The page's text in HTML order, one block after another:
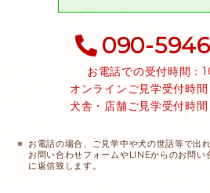
090-
お電話での受付時間：
オンラインご見学受付時
犬舎・店舗ご見学受付時
お電話の場合、ご見学中や犬の世話等で出
お問い合わせフォームやLINEからのお問い
に返信致します。